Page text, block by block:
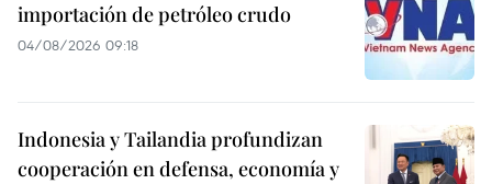
importación de petróleo crudo
04/08/2026 09:18
Indonesia y Tailandia profundizan
cooperación en defensa, economía y